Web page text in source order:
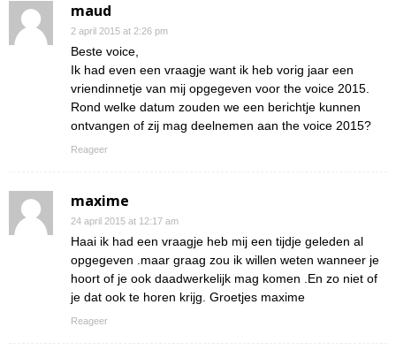
maud
2 april 2015 at 2:26 pm
Beste voice,
Ik had even een vraagje want ik heb vorig jaar een
vriendinnetje van mij opgegeven voor the voice 2015.
Rond welke datum zouden we een berichtje kunnen
ontvangen of zij mag deelnemen aan the voice 2015?
Reageer
maxime
24 april 2015 at 12:17 am
Haai ik had een vraagje heb mij een tijdje geleden al
opgegeven .maar graag zou ik willen weten wanneer je
hoort of je ook daadwerkelijk mag komen .En zo niet of
je dat ook te horen krijg. Groetjes maxime
Reageer